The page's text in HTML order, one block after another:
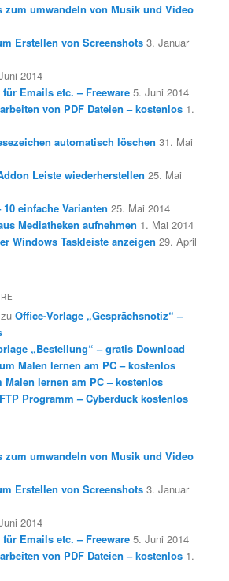
zum umwandeln von Musik und Video
Erstellen von Screenshots 3. Januar
2014
Emails etc. – Freeware 5. Juni 2014
von PDF Dateien – kostenlos 1.
automatisch löschen 31. Mai
Leiste wiederherstellen 25. Mai
einfache Varianten 25. Mai 2014
Mediatheken aufnehmen 1. Mai 2014
Windows Taskleiste anzeigen 29. April
zuOffice-Vorlage „Gesprächsnotiz“ –
„Bestellung“ – gratis Download
Malen lernen am PC – kostenlos
Malen lernen am PC – kostenlos
Programm – Cyberduck kostenlos
zum umwandeln von Musik und Video
Erstellen von Screenshots 3. Januar
2014
Emails etc. – Freeware 5. Juni 2014
von PDF Dateien – kostenlos 1.